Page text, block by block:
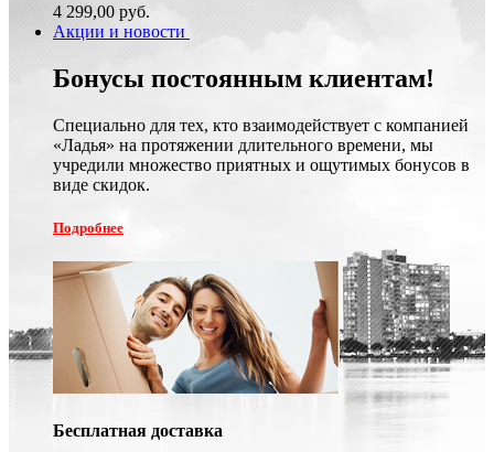
4 299,00 руб.
Акции и новости
Бонусы постоянным клиентам!
Специально для тех, кто взаимодействует с компанией
«Ладья» на протяжении длительного времени, мы
учредили множество приятных и ощутимых бонусов в
виде скидок.
Подробнее
Бесплатная доставка